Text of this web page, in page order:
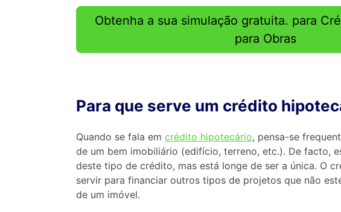
Obtenha a sua simulação gratuita. para
para Obras
Para que serve um crédito
Quando se fala em crédito hipotecário, pensa-se
de um bem imobiliário (edifício, terreno, etc.). De facto,
deste tipo de crédito, mas está longe de ser a única. O
servir para financiar outros tipos de projetos que não
de um imóvel.